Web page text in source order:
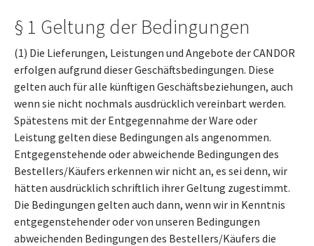
§ 1 Geltung der Bedingungen
(1) Die Lieferungen, Leistungen und Angebote der CANDOR
erfolgen aufgrund dieser Geschäftsbedingungen. Diese
gelten auch für alle künftigen Geschäftsbeziehungen, auch
wenn sie nicht nochmals ausdrücklich vereinbart werden.
Spätestens mit der Entgegennahme der Ware oder
Leistung gelten diese Bedingungen als angenommen.
Entgegenstehende oder abweichende Bedingungen des
Bestellers/Käufers erkennen wir nicht an, es sei denn, wir
hätten ausdrücklich schriftlich ihrer Geltung zugestimmt.
Die Bedingungen gelten auch dann, wenn wir in Kenntnis
entgegenstehender oder von unseren Bedingungen
abweichenden Bedingungen des Bestellers/Käufers die